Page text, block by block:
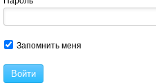
Запомнить меня
Войти